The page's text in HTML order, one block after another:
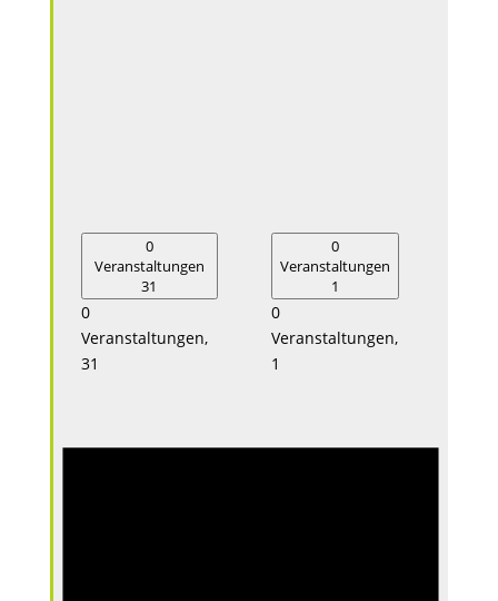
0
Veranstaltungen
31
0
Veranstaltungen,
31
0
Veranstaltungen
1
0
Veranstaltungen,
1